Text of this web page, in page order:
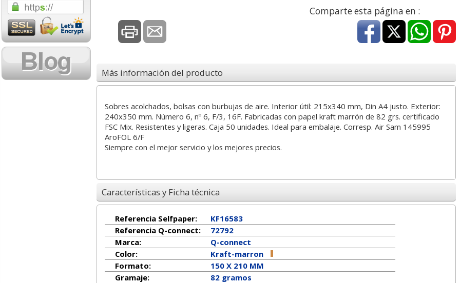
Comparte esta página en :
Más información del producto
Sobres acolchados, bolsas con burbujas de aire. Interior útil: 215x340 mm, Din A4 justo. Exterior:
240x350 mm. Número 6, nº 6, F/3, 16F. Fabricadas con papel kraft marrón de 82 grs. certificado
FSC Mix. Resistentes y ligeras. Caja 50 unidades. Ideal para embalaje. Corresp. Air Sam 145995
AroFOL 6/F
Siempre con el mejor servicio y los mejores precios.
Características y Ficha técnica
Referencia Selfpaper:
KF16583
Referencia Q-connect:
72792
Marca:
Q-connect
Color:
Kraft-marron
Formato:
150 X 210 MM
Gramaje:
82 gramos
Portacelo mediano de
oficina Tesa Curve
Ecasy Cut 33x19mm
Ceras Plastidecor 24
Colores Bic kids
Carpeta colgante gio
42200 folio bicolor visor
superior
Notas
100h
0,31 con